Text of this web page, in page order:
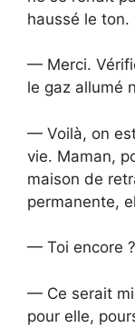
haussé le ton.
— Merci.
le gaz allumé
— Voilà, on
vie. Maman,
maison de
permanente,
— Toi encore
— Ce serait
pour elle,